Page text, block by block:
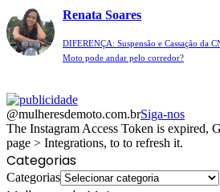
Renata Soares
DIFERENÇA: Suspensão e Cassação da
Moto pode andar pelo corredor?
@mulheresdemoto.com.brSiga-nos
The Instagram Access Token is expired,
page > Integrations, to to refresh it.
Categorias
Categorias